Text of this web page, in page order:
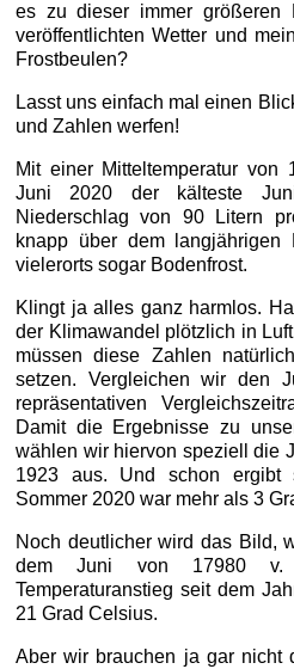
es zu dieser immer größeren
veröffentlichten Wetter und
Frostbeulen?
Lasst uns einfach mal einen
und Zahlen werfen!
Mit einer Mitteltemperatur
Juni 2020 der kälteste
Niederschlag von 90 Litern
knapp über dem
vielerorts sogar Bodenfrost.
Klingt ja alles ganz harmlos.
der Klimawandel plötzlich in
müssen diese Zahlen
setzen. Vergleichen wir den
repräsentativen
Damit die Ergebnisse zu
wählen wir hiervon speziell die
1923 aus. Und schon
Sommer 2020 war mehr als 3
Noch deutlicher wird das Bild,
dem Juni von 17980 v.
Temperaturanstieg seit dem
21 Grad Celsius.
Aber wir brauchen ja gar nicht